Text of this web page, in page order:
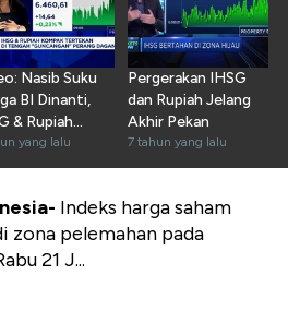
Nasib Suku
BI Dinanti,
& Rupiah
Dalam
yang lalu
Pergerakan IHSG
dan Rupiah Jelang
Akhir Pekan
7 tahun yang lalu
Indeks harga saham
zona pelemahan pada
21 J...